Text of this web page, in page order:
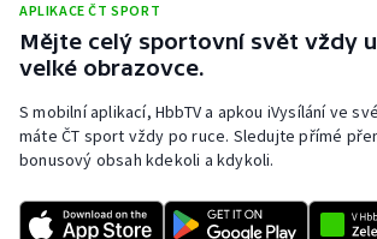
Plážový volejbal
Rychlobruslení
Rychlostní kanoistika
APLIKACE ČT SPORT
Mějte celý sportovní svět vždy
velké obrazovce.
S mobilní aplikací, HbbTV a apkou iVysílání ve
máte ČT sport vždy po ruce. Sledujte přímé
bonusový obsah kdekoli a kdykoli.